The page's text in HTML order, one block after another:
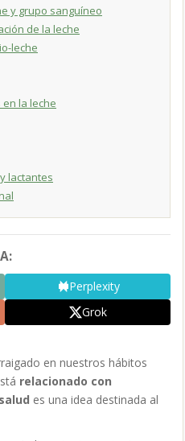
y grupo sanguíneo
de la leche
leche
la leche
lactantes
Perplexity
Grok
en nuestros hábitos
relacionado con
es una idea destinada al